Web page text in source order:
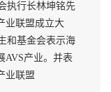
执行长林坤铭先
业联盟成立大
和基金会表示海
AVS产业。并表
业联盟